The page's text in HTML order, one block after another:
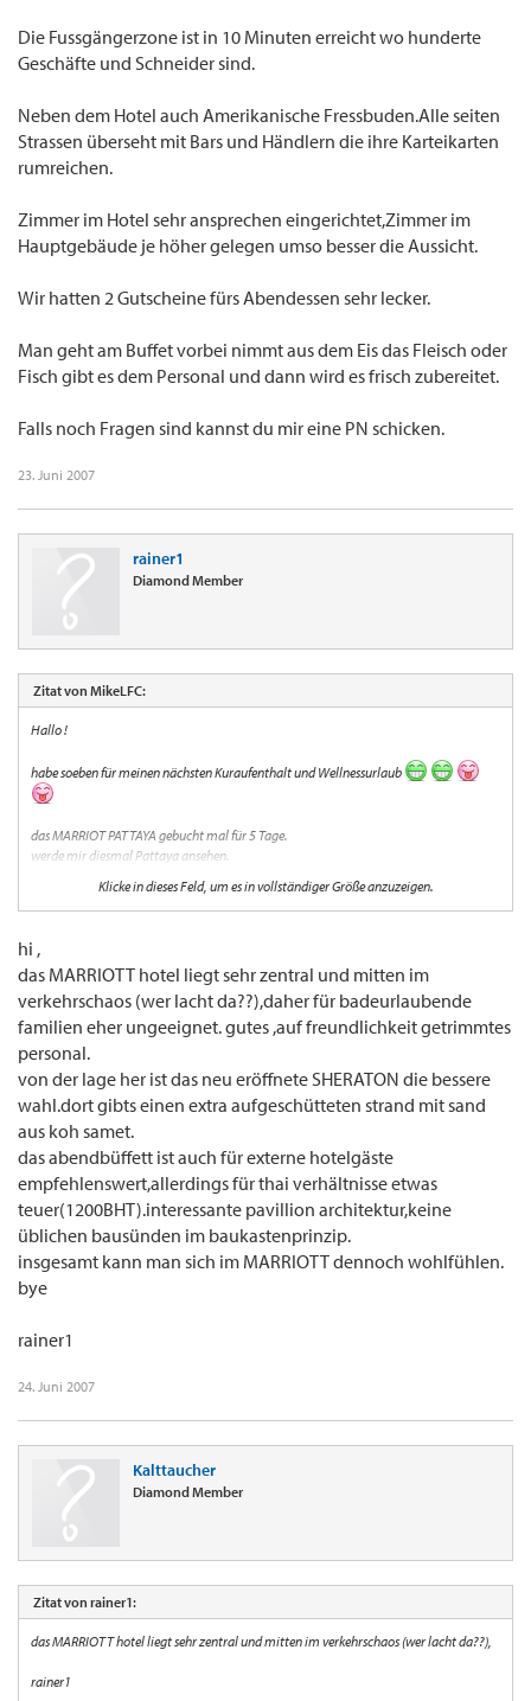
Die Fussgängerzone ist in 10 Minuten erreicht wo hunderte
Geschäfte und Schneider sind.
Neben dem Hotel auch Amerikanische Fressbuden.Alle seiten
Strassen überseht mit Bars und Händlern die ihre Karteikarten
rumreichen.
Zimmer im Hotel sehr ansprechen eingerichtet,Zimmer im
Hauptgebäude je höher gelegen umso besser die Aussicht.
Wir hatten 2 Gutscheine fürs Abendessen sehr lecker.
Man geht am Buffet vorbei nimmt aus dem Eis das Fleisch oder
Fisch gibt es dem Personal und dann wird es frisch zubereitet.
Falls noch Fragen sind kannst du mir eine PN schicken.
23. Juni 2007
rainer1
Diamond Member
Zitat von MikeLFC:
Hallo !
habe soeben für meinen nächsten Kuraufenthalt und Wellnessurlaub
das MARRIOT PATTAYA gebucht mal für 5 Tage.
werde mir diesmal Pattaya ansehen.
und ich denke das Hotel gehört dort. lt. Thais zu den Top 3
grüße
Mike........
Klicke in dieses Feld, um es in vollständiger Größe anzuzeigen.
hi ,
das MARRIOTT hotel liegt sehr zentral und mitten im
verkehrschaos (wer lacht da??),daher für badeurlaubende
familien eher ungeeignet. gutes ,auf freundlichkeit getrimmtes
personal.
von der lage her ist das neu eröffnete SHERATON die bessere
wahl.dort gibts einen extra aufgeschütteten strand mit sand
aus koh samet.
das abendbüffett ist auch für externe hotelgäste
empfehlenswert,allerdings für thai verhältnisse etwas
teuer(1200BHT).interessante pavillion architektur,keine
üblichen bausünden im baukastenprinzip.
insgesamt kann man sich im MARRIOTT dennoch wohlfühlen.
bye
rainer1
24. Juni 2007
Kalttaucher
Diamond Member
Zitat von rainer1:
das MARRIOTT hotel liegt sehr zentral und mitten im verkehrschaos (wer lacht da??),
rainer1